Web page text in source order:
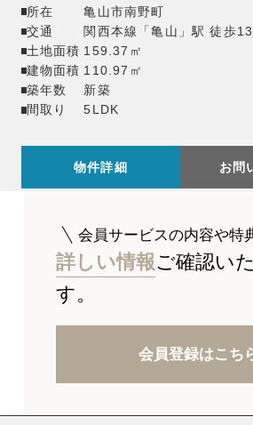
所在
亀山市南野町
交通
関西本線「亀山」駅 徒歩
土地面積 159.37㎡
建物面積 110.97㎡
築年数
新築
間取り
5LDK
物件詳細 お問
会員サービスの内容や特
詳しい情報ご確認い
す。
会員登録はこち